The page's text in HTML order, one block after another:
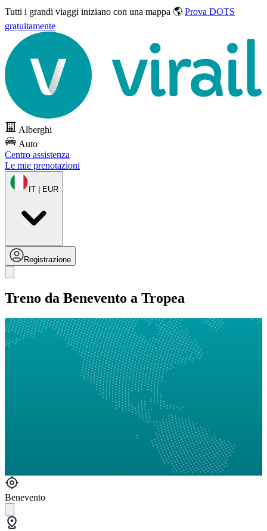
Tutti i grandi viaggi iniziano con una mappa 🌎 Prova DOTS
gratuitamente
Alberghi
Auto
Centro assistenza
Le mie prenotazioni
IT | EUR
Registrazione
Treno da Benevento a Tropea
Benevento